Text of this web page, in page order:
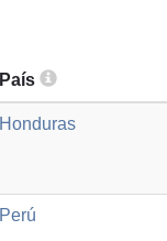
País
Honduras
Perú